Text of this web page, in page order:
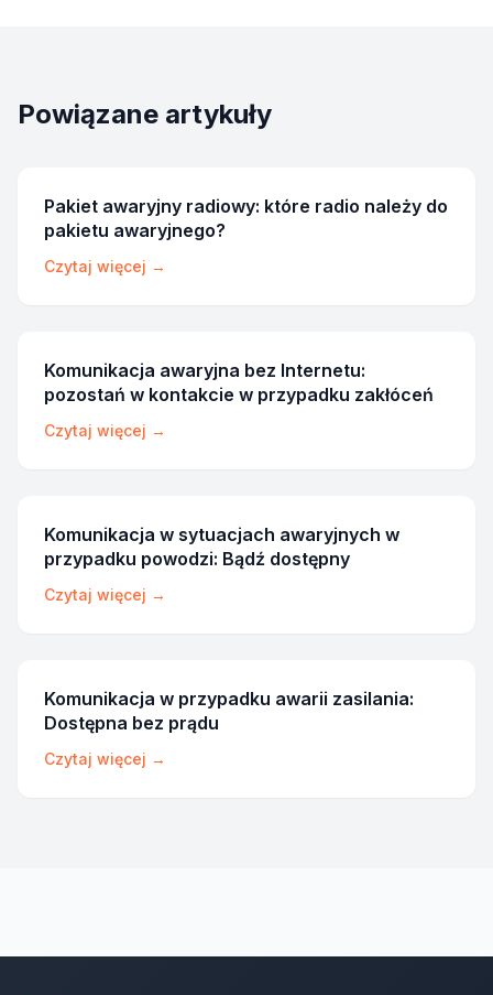
Powiązane artykuły
Pakiet awaryjny radiowy: które radio należy do
pakietu awaryjnego?
Czytaj więcej →
Komunikacja awaryjna bez Internetu:
pozostań w kontakcie w przypadku zakłóceń
Czytaj więcej →
Komunikacja w sytuacjach awaryjnych w
przypadku powodzi: Bądź dostępny
Czytaj więcej →
Komunikacja w przypadku awarii zasilania:
Dostępna bez prądu
Czytaj więcej →